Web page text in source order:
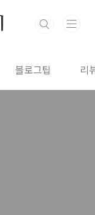
블로그팁 리